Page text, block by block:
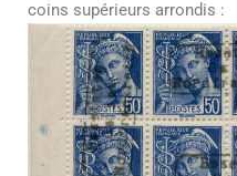
coins supérieurs arrondis :